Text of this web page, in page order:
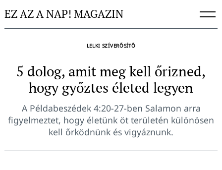
toEZ AZ A NAP! MAGAZIN
LELKI SZÍVERŐSÍTŐ
5 dolog, amit meg kell őrizned,
hogy győztes életed legyen
A Példabeszédek 4:20-27-ben Salamon arra
figyelmeztet, hogy életünk öt területén különösen
kell őrködnünk és vigyáznunk.